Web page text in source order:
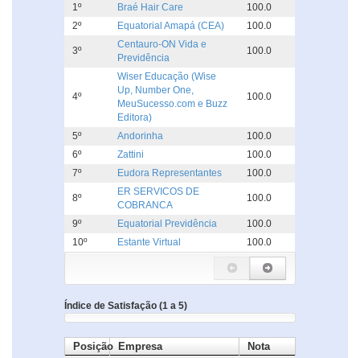
1º Braé Hair Care
100.0
2º
Equatorial Amapá (CEA) 100.0
3º
Centauro-ON Vida e
Previdência
100.0
4º
Wiser Educação (Wise
Up, Number One,
MeuSucesso.com e Buzz
Editora)
100.0
5º Andorinha
100.0
6º
Zattini
100.0
7º
Eudora Representantes 100.0
8º
ER SERVICOS DE
COBRANCA
100.0
9º Equatorial Previdência
100.0
10º
Estante Virtual 100.0
Índice de Satisfação (1 a 5)
Posição Empresa Nota